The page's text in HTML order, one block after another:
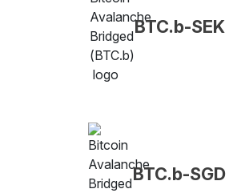
BTC.b-SEK
BTC.b-SGD